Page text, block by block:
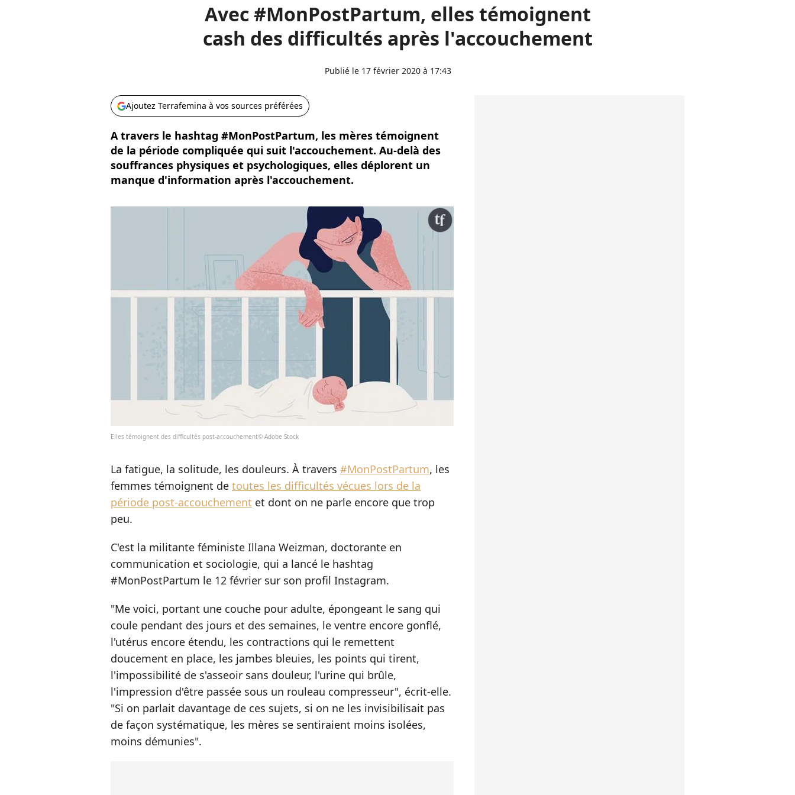
Avec #MonPostPartum, elles témoignent
cash des difficultés après l'accouchement
Publié le 17 février 2020 à 17:43
Ajoutez Terrafemina à vos sources préférées
A travers le hashtag #MonPostPartum, les mères témoignent
de la période compliquée qui suit l'accouchement. Au-delà des
souffrances physiques et psychologiques, elles déplorent un
manque d'information après l'accouchement.
Elles témoignent des difficultés post-accouchement© Adobe Stock
La fatigue, la solitude, les douleurs. À travers #MonPostPartum, les
femmes témoignent de toutes les difficultés vécues lors de la
période post-accouchement et dont on ne parle encore que trop
peu.
C'est la militante féministe Illana Weizman, doctorante en
communication et sociologie, qui a lancé le hashtag
#MonPostPartum le 12 février sur son profil Instagram.
"Me voici, portant une couche pour adulte, épongeant le sang qui
coule pendant des jours et des semaines, le ventre encore gonflé,
l'utérus encore étendu, les contractions qui le remettent
doucement en place, les jambes bleuies, les points qui tirent,
l'impossibilité de s'asseoir sans douleur, l'urine qui brûle,
l'impression d'être passée sous un rouleau compresseur", écrit-elle.
"Si on parlait davantage de ces sujets, si on ne les invisibilisait pas
de façon systématique, les mères se sentiraient moins isolées,
moins démunies".